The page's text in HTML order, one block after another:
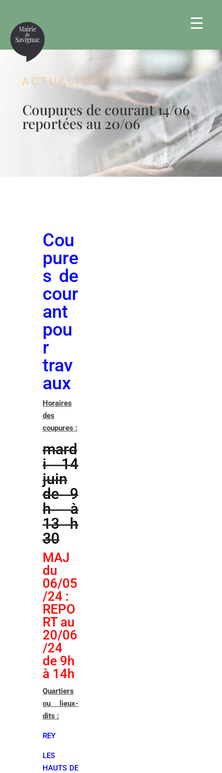
ACTUALITÉS
Coupures de courant 14/06
reportées au 20/06
Cou
pure
s de
cour
ant
pou
r
trav
aux
Horaires
des
coupures :
mard
i 14
juin
de 9
h à
13 h
30
MAJ
du
06/05
/24 :
REPO
RT au
20/06
/24
de 9h
à 14h
Quartiers
ou lieux-
dits :
REY
LES
HAUTS DE